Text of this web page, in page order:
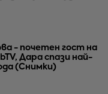
- почетен гост на
Дара спази най-
(Снимки)